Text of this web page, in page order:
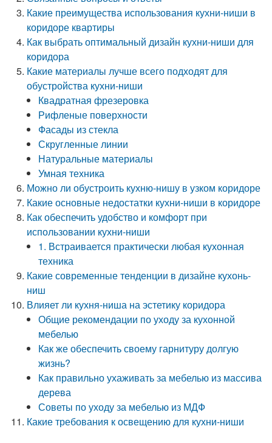
Какие преимущества использования кухни-ниши в
коридоре квартиры
Как выбрать оптимальный дизайн кухни-ниши для
коридора
Какие материалы лучше всего подходят для
обустройства кухни-ниши
Квадратная фрезеровка
Рифленые поверхности
Фасады из стекла
Скругленные линии
Натуральные материалы
Умная техника
Можно ли обустроить кухню-нишу в узком коридоре
Какие основные недостатки кухни-ниши в коридоре
Как обеспечить удобство и комфорт при
использовании кухни-ниши
1. Встраивается практически любая кухонная
техника
Какие современные тенденции в дизайне кухонь-
ниш
Влияет ли кухня-ниша на эстетику коридора
Общие рекомендации по уходу за кухонной
мебелью
Как же обеспечить своему гарнитуру долгую
жизнь?
Как правильно ухаживать за мебелью из массива
дерева
Советы по уходу за мебелью из МДФ
Какие требования к освещению для кухни-ниши